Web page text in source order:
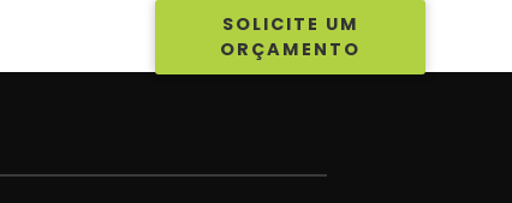
SOLICITE UM
ORÇAMENTO